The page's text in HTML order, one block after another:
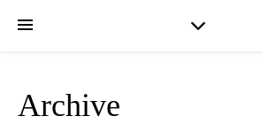
Archive